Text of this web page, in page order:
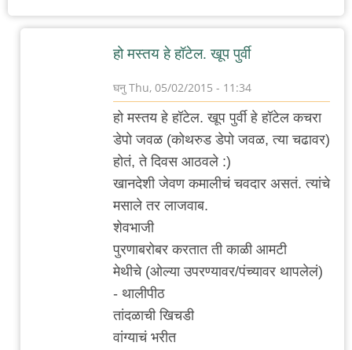
हो मस्तय हे हॉटेल. खूप पुर्वी
घनु Thu, 05/02/2015 - 11:34
In
reply
to
कर्वे
ला
कोथरूड
च्या
विषारी
वडापाव
हो मस्तय हे हॉटेल. खूप पुर्वी हे हॉटेल कचरा
डेपो जवळ (कोथरुड डेपो जवळ, त्या चढावर)
होतं, ते दिवस आठवले :)
खानदेशी जेवण कमालीचं चवदार असतं. त्यांचे
मसाले तर लाजवाब.
शेवभाजी
पुरणाबरोबर करतात ती काळी आमटी
मेथीचे (ओल्या उपरण्यावर/पंच्यावर थापलेलं)
- थालीपीठ
तांदळाची खिचडी
वांग्याचं भरीत